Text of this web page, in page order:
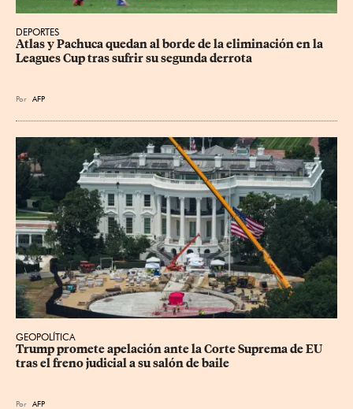
DEPORTES
Atlas y Pachuca quedan al borde de la eliminación en la
Leagues Cup tras sufrir su segunda derrota
Por AFP
GEOPOLÍTICA
Trump promete apelación ante la Corte Suprema de EU
tras el freno judicial a su salón de baile
Por AFP